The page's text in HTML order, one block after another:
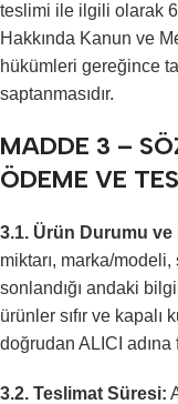
teslimi ile ilgili olarak
Hakkında Kanun ve
hükümleri gereğince
saptanmasıdır.
MADDE 3 –
ÖDEME VE
3.1. Ürün Durumu ve
miktarı, marka/
sonlandığı andaki
ürünler sıfır ve kapalı
doğrudan ALICI adına
3.2. Teslimat Süresi: